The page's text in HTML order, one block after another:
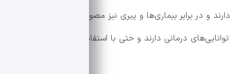
و در برابر بیماری‌ها و پیری نیز مصون هستند. همچنین،
توانایی‌های درمانی دارند و حتی با استفاده از حلقه‌های قدرت،